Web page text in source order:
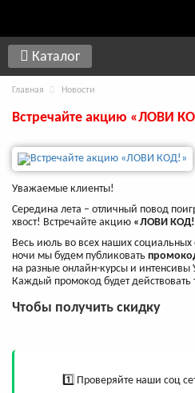
Каталог
Главная Новости
Встречайте акцию «ЛОВИ
Уважаемые клиенты!
Середина лета – отличный повод
хвост! Встречайте акцию «ЛОВИ
Весь июль во всех наших социальных
ночи мы будем публиковать
на разные онлайн-курсы и интенсивы
Каждый промокод будет действовать
Чтобы получить скидку
1️⃣ Проверяйте наши соц